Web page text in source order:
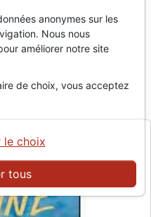
tombe du ciel
anonymes sur les
Nous nous
améliorer notre site
de choix, vous acceptez
tous
le choix